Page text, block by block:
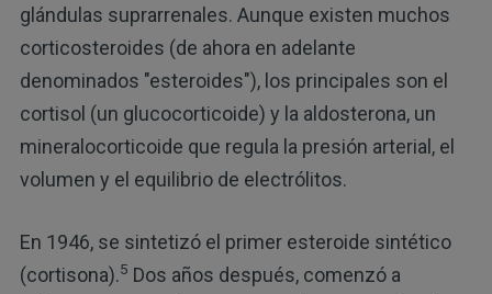
glándulas suprarrenales. Aunque existen muchos
corticosteroides (de ahora en adelante
denominados "esteroides"), los principales son el
cortisol (un glucocorticoide) y la aldosterona, un
mineralocorticoide que regula la presión arterial, el
volumen y el equilibrio de electrólitos.
En 1946, se sintetizó el primer esteroide sintético
(cortisona).5 Dos años después, comenzó a